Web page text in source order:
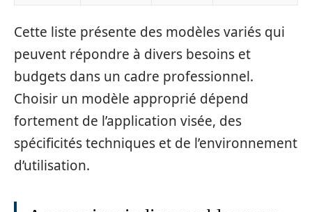
Cette liste présente des modèles variés qui
peuvent répondre à divers besoins et
budgets dans un cadre professionnel.
Choisir un modèle approprié dépend
fortement de l’application visée, des
spécificités techniques et de l’environnement
d’utilisation.